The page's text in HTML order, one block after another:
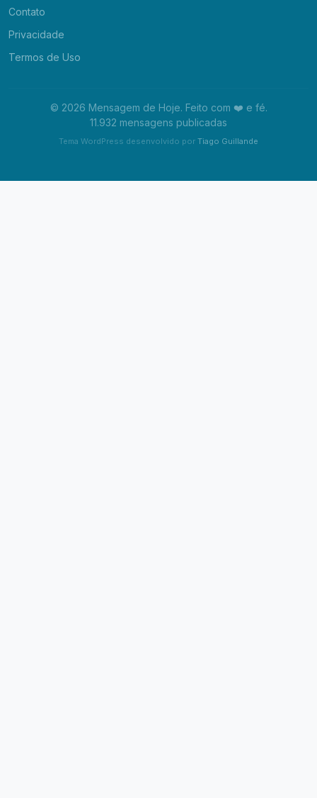
Contato
Privacidade
Termos de Uso
© 2026 Mensagem de Hoje. Feito com ❤️ e fé.
11.932 mensagens publicadas
Tema WordPress desenvolvido por Tiago Guillande